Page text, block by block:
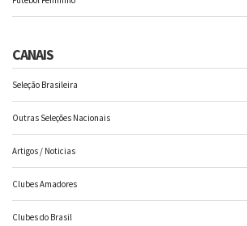
CANAIS
Seleção Brasileira
Outras Seleções Nacionais
Artigos / Noticias
Clubes Amadores
Clubes do Brasil